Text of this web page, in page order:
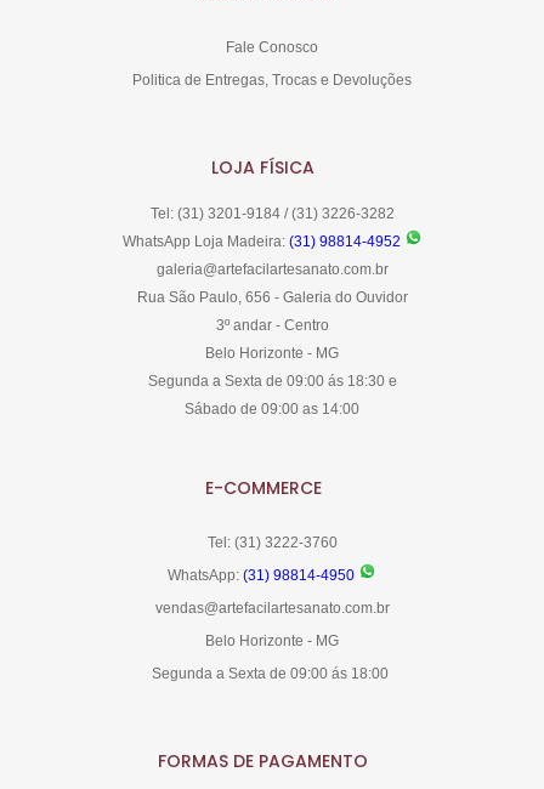
Fale Conosco
Politica de Entregas, Trocas e Devoluções
LOJA FÍSICA
Tel: (31) 3201-9184 / (31) 3226-3282
WhatsApp Loja Madeira: (31) 98814-4952
galeria@artefacilartesanato.com.br
Rua São Paulo, 656 - Galeria do Ouvidor
3º andar - Centro
Belo Horizonte - MG
Segunda a Sexta de 09:00 ás 18:30 e
Sábado de 09:00 as 14:00
E-COMMERCE
Tel: (31) 3222-3760
WhatsApp: (31) 98814-4950
vendas@artefacilartesanato.com.br
Belo Horizonte - MG
Segunda a Sexta de 09:00 ás 18:00
FORMAS DE PAGAMENTO